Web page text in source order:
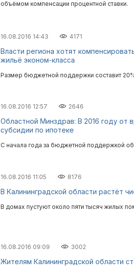
объёмом компенсации процентной ставки.
16.08.2016 14:43 4171
Власти региона хотят
жильё эконом-класса
Размер бюджетной поддержки составит
16.08.2016 12:57 2646
Областной Минздрав: В 2016 году от
субсидии по ипотеке
С начала года за бюджетной поддержкой
16.08.2016 11:05 8176
В Калининградской области растёт
В домах пустуют около пяти тысяч жилых
16.08.2016 09:09 3002
Жителям Калининградской области